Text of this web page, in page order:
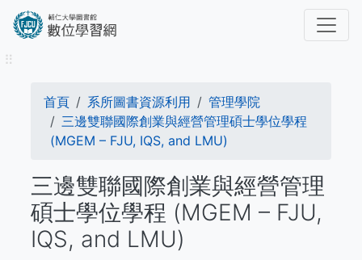
內
⠿
導
航
連
結
首頁 系所圖書資源利用
管理學院
三邊雙聯國際創業與經營管理碩士學位學程
(MGEM – FJU, IQS, and LMU)
三邊雙聯國際創業與經營管理
碩士學位學程 (MGEM – FJU,
IQS, and LMU)